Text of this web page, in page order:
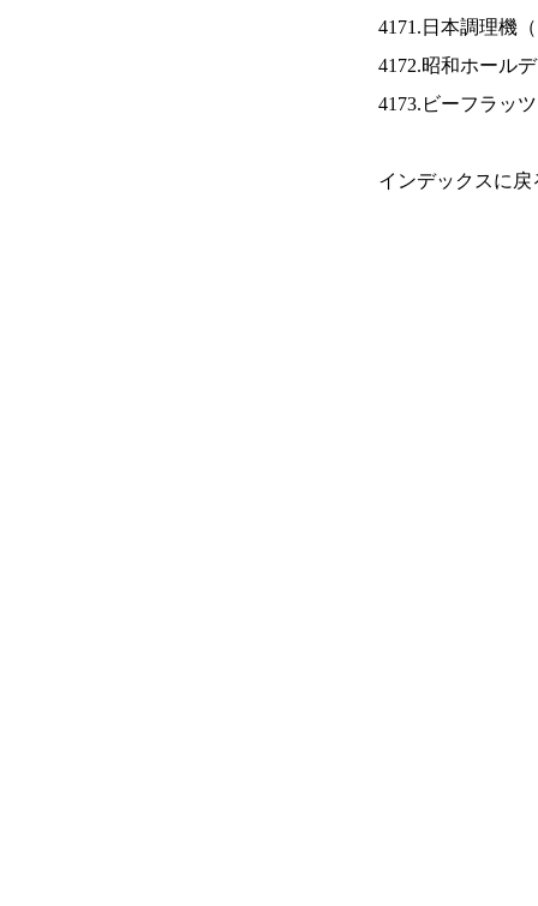
4171.日本調理機（
4172.昭和ホール
4173.ビーフラッ
インデックスに戻